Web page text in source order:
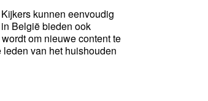
kunnen eenvoudig
België bieden ook
om nieuwe content te
van het huishouden